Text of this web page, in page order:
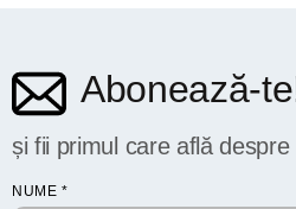
Abonează-
și fii primul care află
NUME *